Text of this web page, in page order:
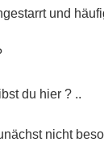
und
du hier ? ..
nicht